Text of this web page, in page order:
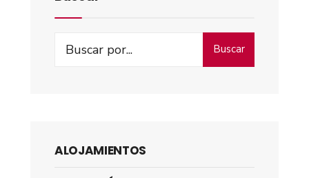
Buscar
ALOJAMIENTOS